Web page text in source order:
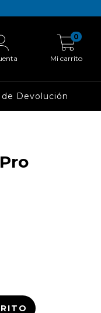
Mi carrito
0
Devolución